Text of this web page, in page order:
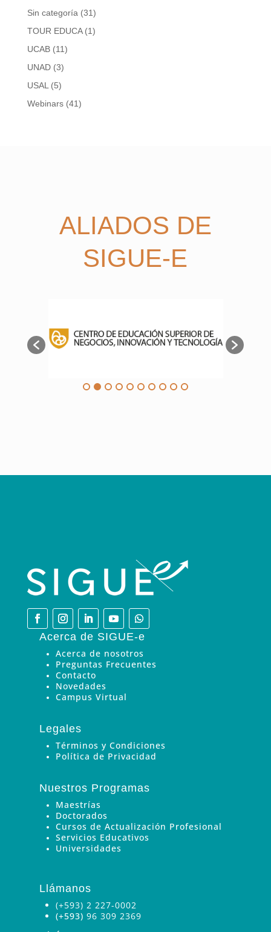
Sin categoría (31)
TOUR EDUCA(1)
UCAB(11)
UNAD(3)
USAL (5)
Webinars(41)
ALIADOS DE
SIGUE-E
Acerca de SIGUE-e
Acerca de nosotros
Preguntas Frecuentes
Contacto
Novedades
Campus Virtual
Legales
Términos y Condiciones
Política de Privacidad
Nuestros Programas
Maestrías
Doctorados
Cursos de Actualización Profesional
Servicios Educativos
Universidades
Llámanos
(+593) 2 227-0002
(+593) 96 309 2369